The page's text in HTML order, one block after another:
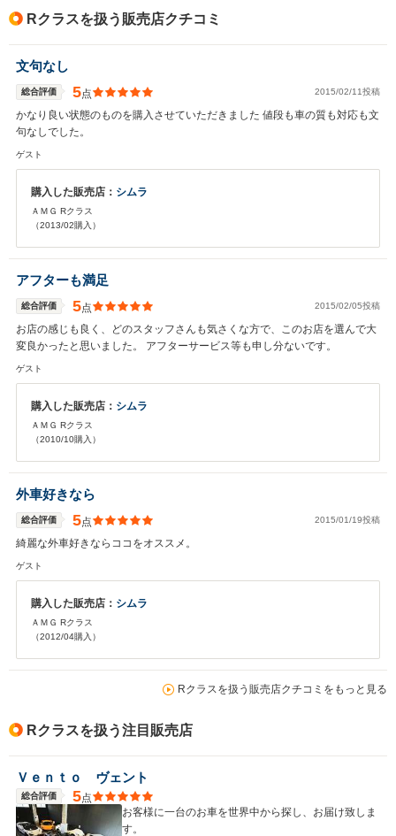
Rクラスを扱う販売店クチコミ
文句なし
総合評価 5点 2015/02/11投稿
かなり良い状態のものを購入させていただきました 値段も車の質も対応も文
句なしでした。
ゲスト
購入した販売店： シムラ
ＡＭＧ Rクラス
（2013/02購入）
アフターも満足
総合評価 5点 2015/02/05投稿
お店の感じも良く、どのスタッフさんも気さくな方で、このお店を選んで大
変良かったと思いました。 アフターサービス等も申し分ないです。
ゲスト
購入した販売店： シムラ
ＡＭＧ Rクラス
（2010/10購入）
外車好きなら
総合評価 5点 2015/01/19投稿
綺麗な外車好きならココをオススメ。
ゲスト
購入した販売店： シムラ
ＡＭＧ Rクラス
（2012/04購入）
Rクラスを扱う販売店クチコミをもっと見る
Rクラスを扱う注目販売店
Ｖｅｎｔｏ ヴェント
総合評価 5点
お客様に一台のお車を世界中から探し、お届け致しま
す。